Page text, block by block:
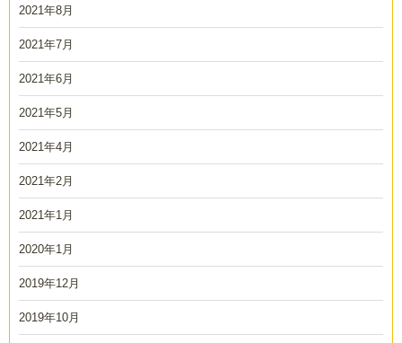
2021年8月
2021年7月
2021年6月
2021年5月
2021年4月
2021年2月
2021年1月
2020年1月
2019年12月
2019年10月